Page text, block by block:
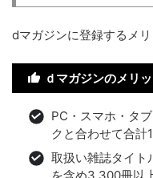
dマガジンに登録するメ
ｄマガジンのメリッ
PC・スマホ・タ
クと合わせて合計
取扱い雑誌タイト